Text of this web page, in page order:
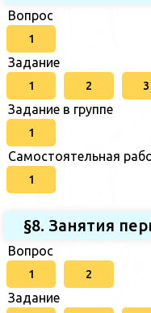
Вопрос
1
Задание
1 2 3
Задание в группе
1
Самостоятельная
1
§8. Занятия
Вопрос
1 2
Задание